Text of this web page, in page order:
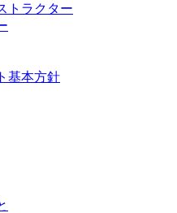
トラクター
基本方針